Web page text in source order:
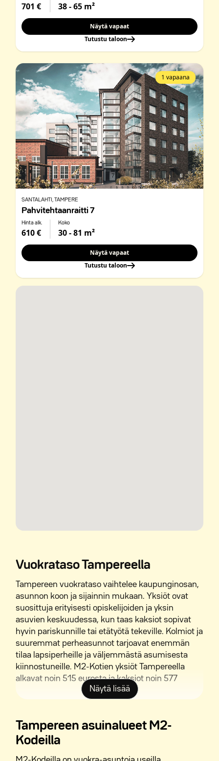
701 € 38 - 65 m²
Näytä vapaat
Tutustu taloon
1 vapaana
SANTALAHTI , TAMPERE
Pahvitehtaanraitti 7
Hinta alk.
610 €
Koko
30 - 81 m²
Näytä vapaat
Tutustu taloon
Vuokrataso Tampereella
Tampereen vuokrataso vaihtelee kaupunginosan,
asunnon koon ja sijainnin mukaan. Yksiöt ovat
suosittuja erityisesti opiskelijoiden ja yksin
asuvien keskuudessa, kun taas kaksiot sopivat
hyvin pariskunnille tai etätyötä tekeville. Kolmiot ja
suuremmat perheasunnot tarjoavat enemmän
tilaa lapsiperheille ja väljemmästä asumisesta
kiinnostuneille. M2-Kotien yksiöt Tampereella
alkavat noin 515 eurosta ja kaksiot noin 577
eurosta eteenpäin.
huomioida kokonaisuus. Pelkkä kuukausivuokra ei
kerro kaikkea asumisen kustannuksista, vaan
myös sijainti, palveluiden läheisyys,
joukkoliikenneyhteydet ja talon ominaisuudet
Näytä lisää
Tampereen asuinalueet M2-
Kodeilla